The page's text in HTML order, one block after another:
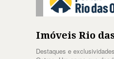
Imóveis Rio
Destaques e